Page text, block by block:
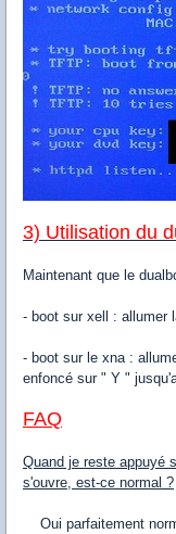
3) Utilisation du
Maintenant que le
- boot sur xell : allumer
- boot sur le xna :
enfoncé sur " Y "
FAQ
Quand je reste appuyé
s'ouvre, est-ce normal ?
Oui parfaitement